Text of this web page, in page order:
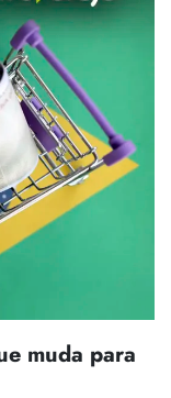
muda para